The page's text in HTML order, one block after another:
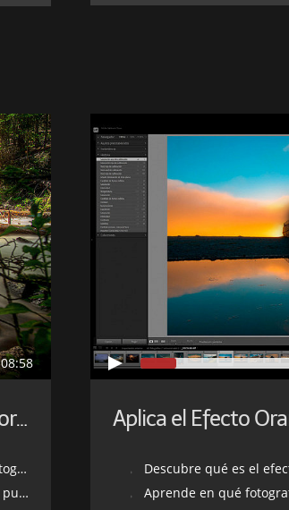
08:58
Consigue el Efecto Orton en Photoshop de Forma Rápida y Sencilla
Descubre qué es el efecto
Aprende en qué fotografías